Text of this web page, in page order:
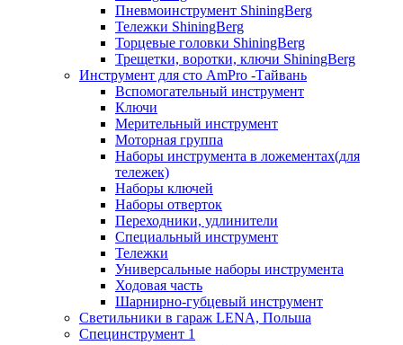
Пневмоинструмент ShiningBerg
Тележки ShiningBerg
Торцевые головки ShiningBerg
Трещетки, воротки, ключи ShiningBerg
Инструмент для сто AmPro -Тайвань
Вспомогательный инструмент
Ключи
Мерительный инструмент
Моторная группа
Наборы инструмента в ложементах(для
тележек)
Наборы ключей
Наборы отверток
Переходники, удлинители
Специальный инструмент
Тележки
Универсальные наборы инструмента
Ходовая часть
Шарнирно-губцевый инструмент
Светильники в гараж LENA, Польша
Специнструмент 1